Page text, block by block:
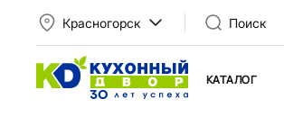
Красногорск Поиск
КАТАЛОГ